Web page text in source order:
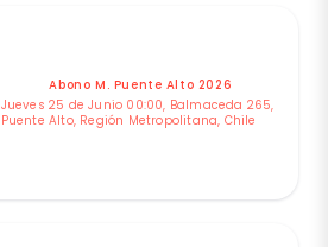
Abono M. Puente Alto 2026
Jueves 25 de Junio 00:00, Balmaceda 265,
Puente Alto, Región Metropolitana, Chile